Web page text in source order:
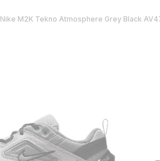
Nike M2K Tekno Atmosphere Grey Black